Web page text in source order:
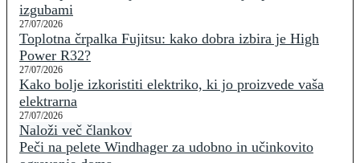
izgubami
27/07/2026
Toplotna črpalka Fujitsu: kako dobra izbira je High
Power R32?
27/07/2026
Kako bolje izkoristiti elektriko, ki jo proizvede vaša
elektrarna
27/07/2026
Naloži več člankov
Peči na pelete Windhager za udobno in učinkovito